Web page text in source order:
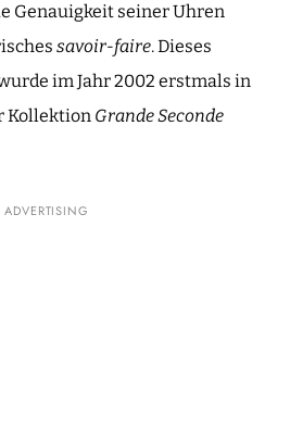
Genauigkeit seiner Uhren
savoir-faire. Dieses
im Jahr 2002 erstmals in
Kollektion Grande Seconde
ADVERTISING